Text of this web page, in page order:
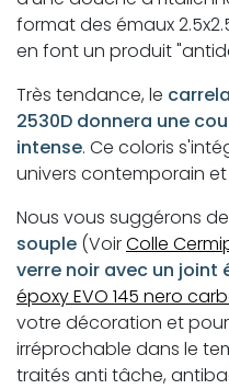
format des émaux
en font un produit
Très tendance, le
2530D donnera une
intense. Ce coloris
univers contemporain
Nous vous suggérons de
souple (VoirColle
verre noir avec un joint
époxy EVO 145 nero
votre décoration et
irréprochable dans le
traités anti tâche,